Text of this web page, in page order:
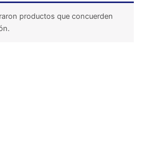
productos que concuerden